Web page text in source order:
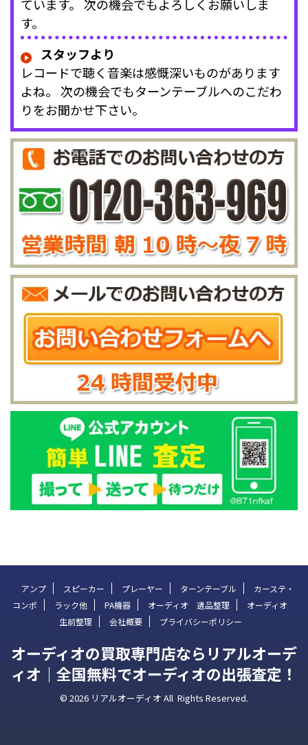
ています。 次の機会でもよろしくお願いしま
す。
スタッフより
レコードで聴く音楽は感慨深いものがあります
よね。 次の機会でもターンテーブルへのこだわ
りをお聞かせ下さい。
アンプ スピーカー プレーヤー ターンテーブル
カーステ・
コンポ
ラック他 PA機器 オーディオ 遺品整理
オーディオ
生前整理
会社概要 プライバシーポリシー
オーディオの買取専門店ならリアルオーデ
ィオ｜全国無料でオーディオの出張査定！
© 2026 リアルオーディオ All Rights Reserved.